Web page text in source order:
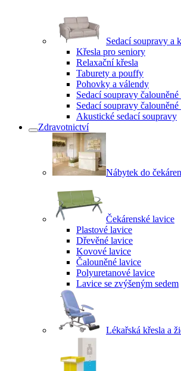
Sedací soupravy a
Křesla pro seniory
Relaxační křesla
Taburety a pouffy
Pohovky a válendy
Sedací soupravy
Sedací soupravy
Akustické sedací soupravy
Zdravotnictví
Nábytek do
Čekárenské lavice
Plastové lavice
Dřevěné lavice
Kovové lavice
Čalouněné lavice
Polyuretanové lavice
Lavice se zvýšeným sedem
Lékařská křesla a